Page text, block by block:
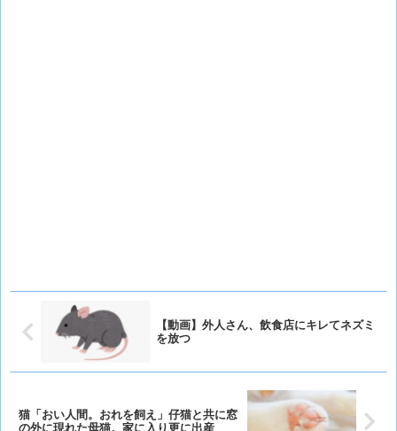
【動画】外人さん、飲食店にキレてネズミ
を放つ
猫「おい人間。おれを飼え」仔猫と共に窓
の外に現れた母猫。家に入り更に出産